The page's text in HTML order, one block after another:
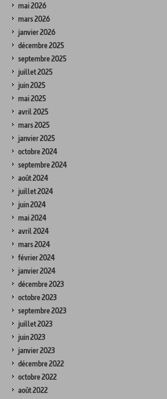
mai 2026
mars 2026
janvier 2026
décembre 2025
septembre 2025
juillet 2025
juin 2025
mai 2025
avril 2025
mars 2025
janvier 2025
octobre 2024
septembre 2024
août 2024
juillet 2024
juin 2024
mai 2024
avril 2024
mars 2024
février 2024
janvier 2024
décembre 2023
octobre 2023
septembre 2023
juillet 2023
juin 2023
janvier 2023
décembre 2022
octobre 2022
août 2022